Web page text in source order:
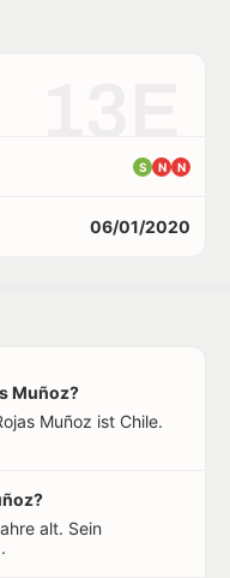
S N N
06/01/2020
Muñoz?
Muñoz ist Chile.
alt. Sein